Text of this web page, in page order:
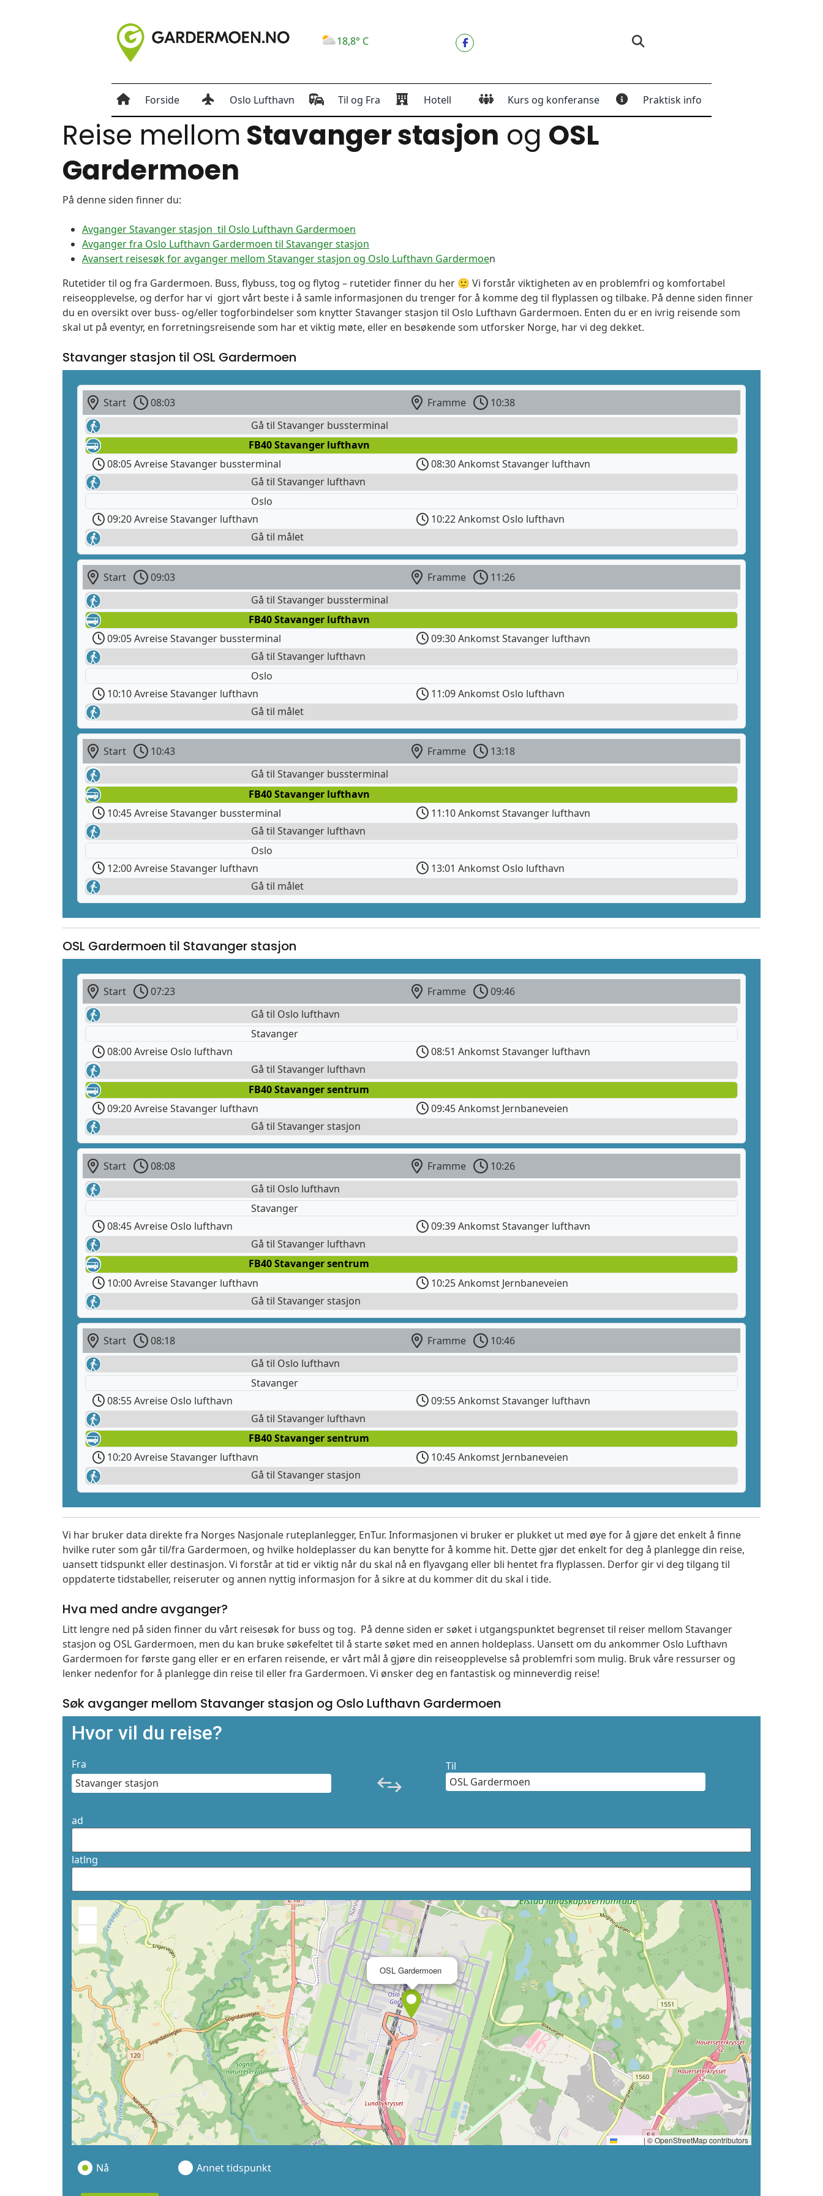
18,8° C
Forside Oslo Lufthavn Til og Fra Hotell Kurs og konferanse Praktisk info
Reise mellom Stavanger stasjon og OSL
Gardermoen
På denne siden finner du:
Avganger Stavanger stasjon til Oslo Lufthavn Gardermoen
Avganger fra Oslo Lufthavn Gardermoen til Stavanger stasjon
Avansert reisesøk for avganger mellom Stavanger stasjon og Oslo Lufthavn Gardermoen
Rutetider til og fra Gardermoen. Buss, flybuss, tog og flytog – rutetider finner du her 🙂 Vi forstår viktigheten av en problemfri og komfortabel
reiseopplevelse, og derfor har vi gjort vårt beste i å samle informasjonen du trenger for å komme deg til flyplassen og tilbake. På denne siden finner
du en oversikt over buss- og/eller togforbindelser som knytter Stavanger stasjon til Oslo Lufthavn Gardermoen. Enten du er en ivrig reisende som
skal ut på eventyr, en forretningsreisende som har et viktig møte, eller en besøkende som utforsker Norge, har vi deg dekket.
Stavanger stasjon til OSL Gardermoen
Start 08:03 Framme
10:38
Gå til Stavanger bussterminal
FB40 Stavanger lufthavn
08:05 Avreise Stavanger bussterminal
08:30 Ankomst Stavanger lufthavn
Gå til Stavanger lufthavn
Oslo
09:20 Avreise Stavanger lufthavn
10:22 Ankomst Oslo lufthavn
Gå til målet
Start 09:03 Framme
11:26
Gå til Stavanger bussterminal
FB40 Stavanger lufthavn
09:05 Avreise Stavanger bussterminal
09:30 Ankomst Stavanger lufthavn
Gå til Stavanger lufthavn
Oslo
10:10 Avreise Stavanger lufthavn
11:09 Ankomst Oslo lufthavn
Gå til målet
Start 10:43 Framme
13:18
Gå til Stavanger bussterminal
FB40 Stavanger lufthavn
10:45 Avreise Stavanger bussterminal
11:10 Ankomst Stavanger lufthavn
Gå til Stavanger lufthavn
Oslo
12:00 Avreise Stavanger lufthavn
13:01 Ankomst Oslo lufthavn
Gå til målet
OSL Gardermoen til Stavanger stasjon
Start 07:23 Framme
09:46
Gå til Oslo lufthavn
Stavanger
08:00 Avreise Oslo lufthavn
08:51 Ankomst Stavanger lufthavn
Gå til Stavanger lufthavn
FB40 Stavanger sentrum
09:20 Avreise Stavanger lufthavn
09:45 Ankomst Jernbaneveien
Gå til Stavanger stasjon
Start 08:08 Framme
10:26
Gå til Oslo lufthavn
Stavanger
08:45 Avreise Oslo lufthavn
09:39 Ankomst Stavanger lufthavn
Gå til Stavanger lufthavn
FB40 Stavanger sentrum
10:00 Avreise Stavanger lufthavn
10:25 Ankomst Jernbaneveien
Gå til Stavanger stasjon
Start 08:18 Framme
10:46
Gå til Oslo lufthavn
Stavanger
08:55 Avreise Oslo lufthavn
09:55 Ankomst Stavanger lufthavn
Gå til Stavanger lufthavn
FB40 Stavanger sentrum
10:20 Avreise Stavanger lufthavn
10:45 Ankomst Jernbaneveien
Gå til Stavanger stasjon
Vi har bruker data direkte fra Norges Nasjonale ruteplanlegger, EnTur. Informasjonen vi bruker er plukket ut med øye for å gjøre det enkelt å finne
hvilke ruter som går til/fra Gardermoen, og hvilke holdeplasser du kan benytte for å komme hit. Dette gjør det enkelt for deg å planlegge din reise,
uansett tidspunkt eller destinasjon. Vi forstår at tid er viktig når du skal nå en flyavgang eller bli hentet fra flyplassen. Derfor gir vi deg tilgang til
oppdaterte tidstabeller, reiseruter og annen nyttig informasjon for å sikre at du kommer dit du skal i tide.
Hva med andre avganger?
Litt lengre ned på siden finner du vårt reisesøk for buss og tog. På denne siden er søket i utgangspunktet begrenset til reiser mellom Stavanger
stasjon og OSL Gardermoen, men du kan bruke søkefeltet til å starte søket med en annen holdeplass. Uansett om du ankommer Oslo Lufthavn
Gardermoen for første gang eller er en erfaren reisende, er vårt mål å gjøre din reiseopplevelse så problemfri som mulig. Bruk våre ressurser og
lenker nedenfor for å planlegge din reise til eller fra Gardermoen. Vi ønsker deg en fantastisk og minneverdig reise!
Søk avganger mellom Stavanger stasjon og Oslo Lufthavn Gardermoen
Hvor vil du reise?
Fra Til
ad
latlng
OSL Gardermoen
Leaflet | © OpenStreetMap contributors
Nå Annet tidspunkt